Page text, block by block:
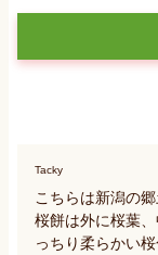
Tacky
こちらは新潟の
桜餅は外に桜葉
っちり柔らかい